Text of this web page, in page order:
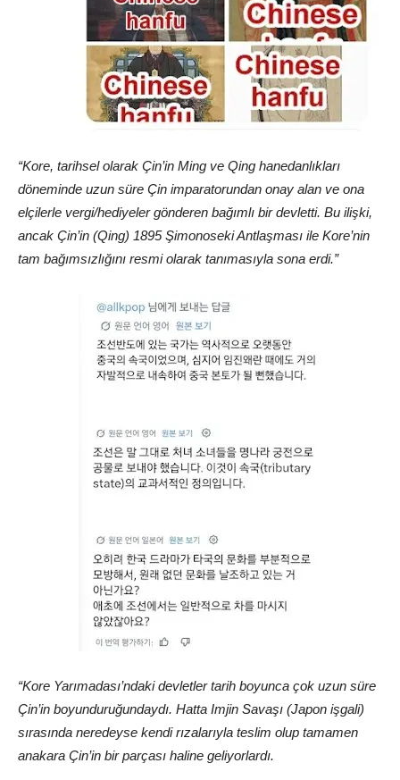
“Kore, tarihsel olarak Çin’in Ming ve Qing hanedanlıkları
döneminde uzun süre Çin imparatorundan onay alan ve ona
elçilerle vergi/hediyeler gönderen bağımlı bir devletti. Bu ilişki,
ancak Çin’in (Qing) 1895 Şimonoseki Antlaşması ile Kore’nin
tam bağımsızlığını resmi olarak tanımasıyla sona erdi.”
“Kore Yarımadası’ndaki devletler tarih boyunca çok uzun süre
Çin’in boyunduruğundaydı. Hatta Imjin Savaşı (Japon işgali)
sırasında neredeyse kendi rızalarıyla teslim olup tamamen
anakara Çin’in bir parçası haline geliyorlardı.